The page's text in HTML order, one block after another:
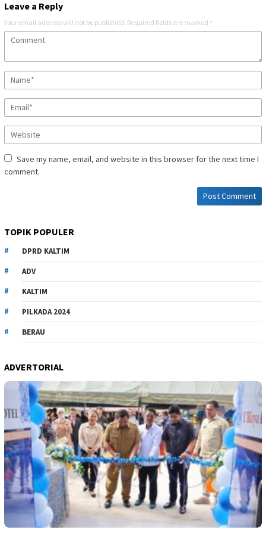
Leave a Reply
Your email address will not be published. Required fields are marked *
Save my name, email, and website in this browser for the next time I
comment.
TOPIK POPULER
DPRD KALTIM
ADV
KALTIM
PILKADA 2024
BERAU
ADVERTORIAL